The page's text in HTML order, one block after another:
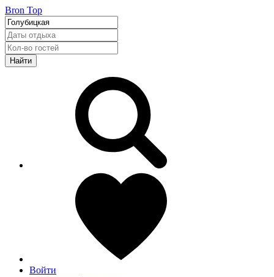
Bron Top
Найти
Войти